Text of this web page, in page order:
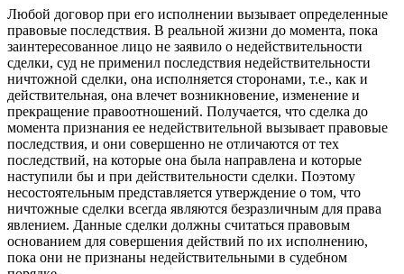
Любой договор при его исполнении вызывает определенные
правовые последствия. В реальной жизни до момента, пока
заинтересованное лицо не заявило о недействительности
сделки, суд не применил последствия недействительности
ничтожной сделки, она исполняется сторонами, т.е., как и
действительная, она влечет возникновение, изменение и
прекращение правоотношений. Получается, что сделка до
момента признания ее недействительной вызывает правовые
последствия, и они совершенно не отличаются от тех
последствий, на которые она была направлена и которые
наступили бы и при действительности сделки. Поэтому
несостоятельным представляется утверждение о том, что
ничтожные сделки всегда являются безразличным для права
явлением. Данные сделки должны считаться правовым
основанием для совершения действий по их исполнению,
пока они не признаны недействительными в судебном